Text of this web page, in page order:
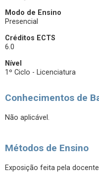
Modo de Ensino
Presencial
Créditos ECTS
6.0
Nível
1º Ciclo - Licenciatura
Conhecimentos de
Não aplicável.
Métodos de Ensino
Exposição feita pela